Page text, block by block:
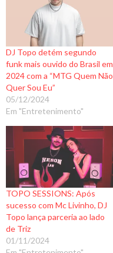
DJ Topo detém segundo
funk mais ouvido do Brasil em
2024 com a “MTG Quem Não
Quer Sou Eu”
05/12/2024
Em "Entretenimento"
TOPO SESSIONS: Após
sucesso com Mc Livinho, DJ
Topo lança parceria ao lado
de Triz
01/11/2024